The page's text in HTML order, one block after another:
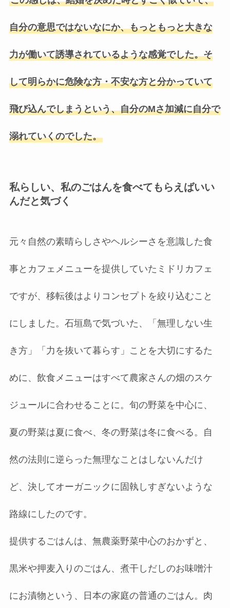
自分の意思ではないなにか、もっともっと大きな
力が働いて誘導されているような感覚でした。そ
して明らかに危険な方・不安な方と分かっていて
飛び込んでしまうという、自分のMさ加減に自分で
溺れていくのでした。
私らしい、私のごはんを食べてもらえばいい
んだと気づく
元々自然の素晴らしさやヘルシーさを意識した食
事とカフェメニューを提供していたミドリカフェ
ですが、移転後はよりコンセプトを絞り込むこと
にしました。石垣島で気づいた、「無理しない生
き方」「力を抜いて暮らす」ことを大切にするた
めに、飲食メニューはすべて農家さんの畑のスケ
ジュールに合わせることに。旬の野菜を中心に、
夏の野菜は夏に食べ、冬の野菜は冬に食べる。自
然の法則に逆らった無理なことはしないんだけ
ど、決してオーガニックに固執しすぎないような
路線にしたのです。
提供するごはんは、無農薬野菜中心のおかずと、
黒米や押麦入りのごはん、煮干しだしのお味噌汁
にお漬物という、日本の家庭の普通のごはん。肉